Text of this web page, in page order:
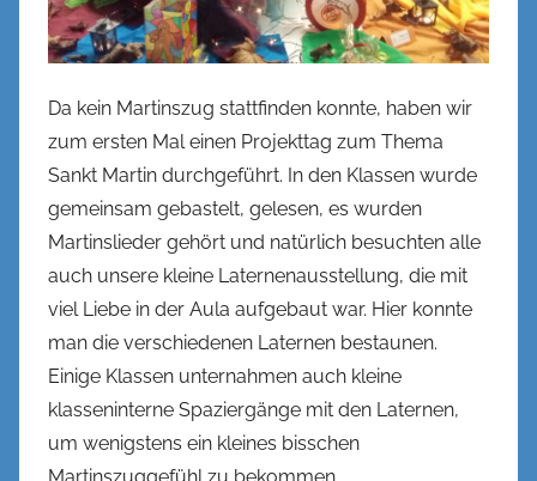
l
Da kein Martinszug stattfinden konnte, haben wir
zum ersten Mal einen Projekttag zum Thema
Sankt Martin durchgeführt. In den Klassen wurde
gemeinsam gebastelt, gelesen, es wurden
Martinslieder gehört und natürlich besuchten alle
auch unsere kleine Laternenausstellung, die mit
viel Liebe in der Aula aufgebaut war. Hier konnte
man die verschiedenen Laternen bestaunen.
Einige Klassen unternahmen auch kleine
klasseninterne Spaziergänge mit den Laternen,
um wenigstens ein kleines bisschen
Martinszuggefühl zu bekommen.